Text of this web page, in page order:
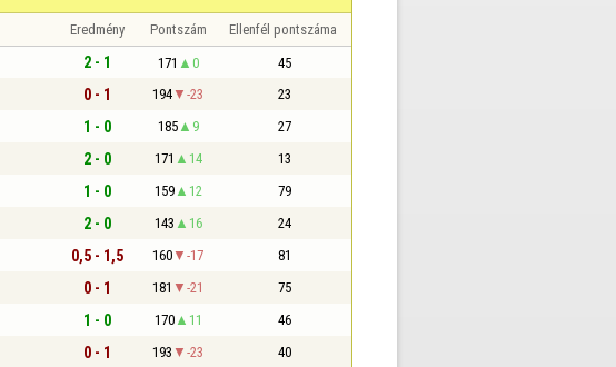
Eredmény Pontszám Ellenfél pontszáma
2 - 1 171 0 45
0 - 1 194 -23 23
1 - 0 185 9 27
2 - 0 171 14 13
1 - 0 159 12 79
2 - 0 143 16 24
0,5 - 1,5 160 -17 81
0 - 1 181 -21 75
1 - 0 170 11 46
0 - 1 193 -23 40